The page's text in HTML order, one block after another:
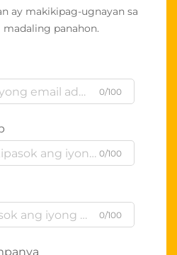
ay makikipag-ugnayan sa
madaling panahon.
0/100
0/100
0/100